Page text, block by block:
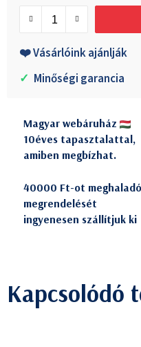
❤️ Vásárlóink ajánlják
✓ Minőségi garancia
Magyar webáruház
10éves tapasztalattal,
amiben megbízhat.
40000 Ft-ot meghaladó
megrendelését
ingyenesen szállítjuk ki
Kapcsolódó